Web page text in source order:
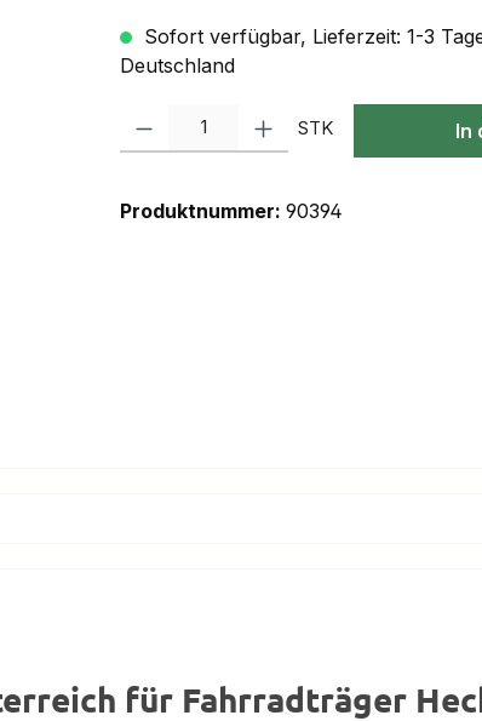
Sofort verfügbar, Lieferzeit: 1-3
Deutschland
Produkt Anzahl: Gib den gewünschten
STK In
Produktnummer: 90394
für Fahrradträger